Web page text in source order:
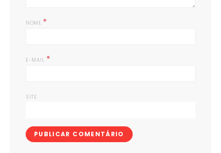
NOME *
E-MAIL *
SITE